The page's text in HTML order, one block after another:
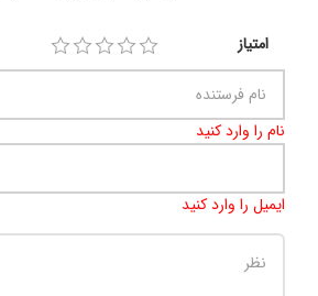
امتیاز
نام را وارد کنید
ایمیل را وارد کنید